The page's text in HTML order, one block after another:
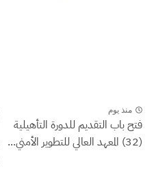
منذ يوم
فتح باب التقديم للدورة التأهيلية
(32) المعهد العالي للتطوير الأمني...